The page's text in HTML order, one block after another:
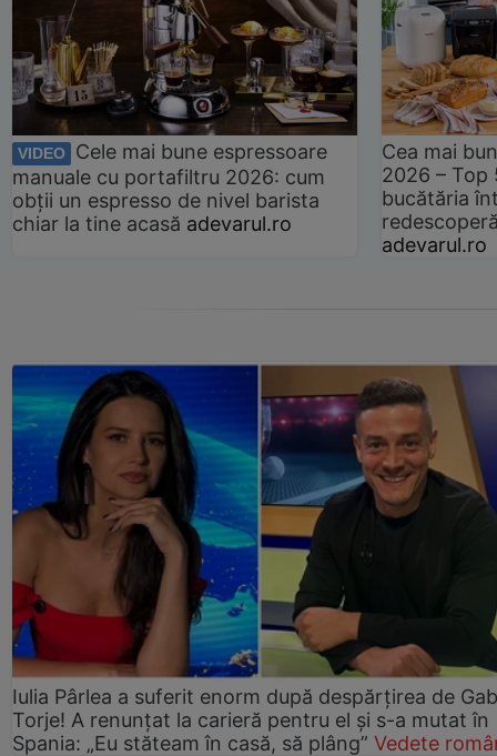
VIDEO
Cele mai bune espressoare
manuale cu portafiltru 2026: cum
obții un espresso de nivel barista
chiar la tine acasă adevarul.ro
Cea mai
2026 –
bucătăria
adevarul.ro
Iulia Pârlea a suferit enorm după despărțirea de
Torje! A renunțat la carieră pentru el și s-a mutat în
Spania: „Eu stăteam în casă, să plâng” Vedete